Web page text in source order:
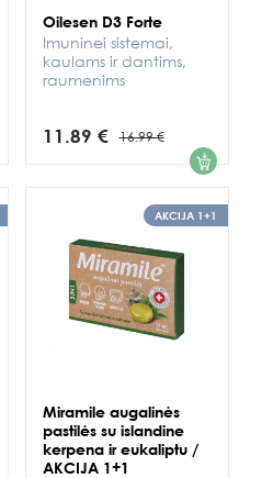
Oilesen D3 Forte
Imuninei sistemai,
kaulams ir dantims,
raumenims
11.89 € 16.99 € 1
AKCIJA 1+1
Miramile augalinės
pastilės su islandine
kerpena ir eukaliptu /
AKCIJA 1+1